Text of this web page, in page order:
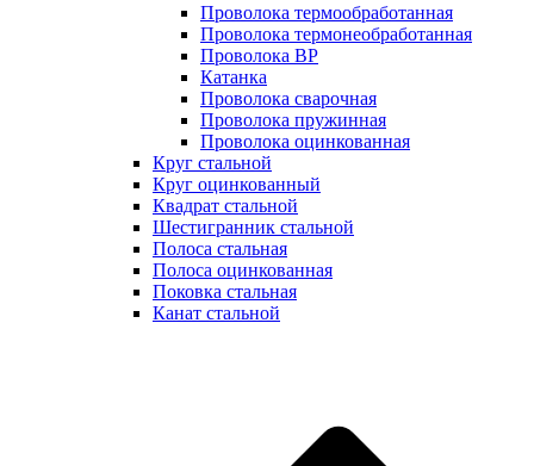
Проволока термообработанная
Проволока термонеобработанная
Проволока ВР
Катанка
Проволока сварочная
Проволока пружинная
Проволока оцинкованная
Круг стальной
Круг оцинкованный
Квадрат стальной
Шестигранник стальной
Полоса стальная
Полоса оцинкованная
Поковка стальная
Канат стальной